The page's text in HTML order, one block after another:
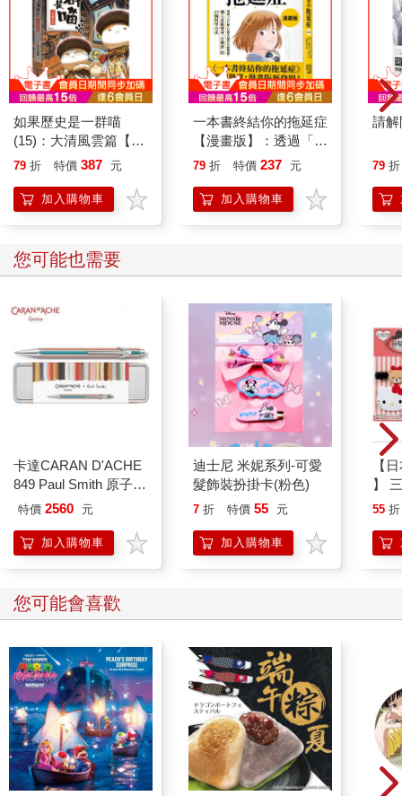
如果歷史是一群喵
(15)：大清風雲篇【萌
貓漫畫學歷史】
79 折 特價 387 元
加入購物車
一本書終結你的拖延症
【漫畫版】：透過「小
行動」打開大腦的行動
「行動派」的37個科
學方法
79 折 特價 237 元
加入購物車
請解
79 折
您可能也需要
卡達CARAN D'ACHE
849 Paul Smith 原子筆
ED.5 條紋銀
特價 2560 元
加入購物車
迪士尼 米妮系列-可愛
髮飾裝扮掛卡(粉色)
7 折 特價 55 元
加入購物車
【
】
款
耳
55 折
您可能會喜歡